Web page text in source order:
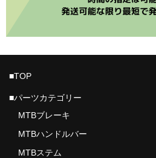
Campagnolo（カンパニョーロ）
ROTOR
Vittoria
RIDE WRAP
■TOP
■パーツカテゴリー
MTBブレーキ
MTBハンドルバー
MTBステム